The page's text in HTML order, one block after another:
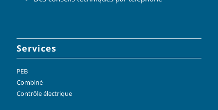
Services
PEB
Combiné
Contrôle électrique